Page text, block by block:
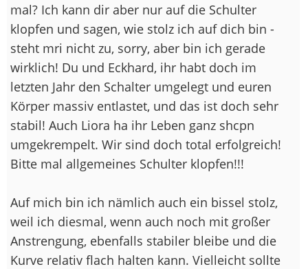
mal? Ich kann dir aber nur auf die Schulter
klopfen und sagen, wie stolz ich auf dich bin -
steht mri nicht zu, sorry, aber bin ich gerade
wirklich! Du und Eckhard, ihr habt doch im
letzten Jahr den Schalter umgelegt und euren
Körper massiv entlastet, und das ist doch sehr
stabil! Auch Liora ha ihr Leben ganz shcpn
umgekrempelt. Wir sind doch total erfolgreich!
Bitte mal allgemeines Schulter klopfen!!!
Auf mich bin ich nämlich auch ein bissel stolz,
weil ich diesmal, wenn auch noch mit großer
Anstrengung, ebenfalls stabiler bleibe und die
Kurve relativ flach halten kann. Vielleicht sollte